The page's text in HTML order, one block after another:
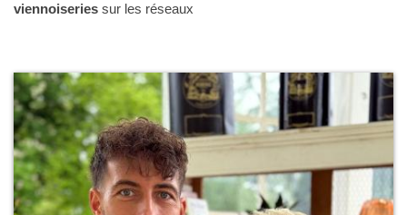
viennoiseries sur les réseaux